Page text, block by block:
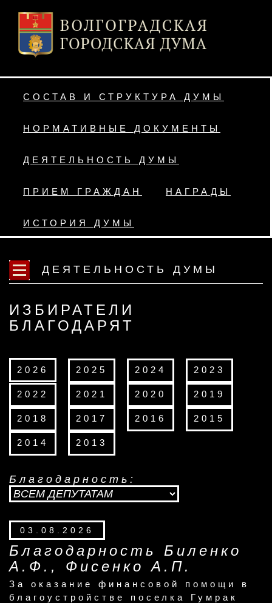
СОСТАВ И СТРУКТУРА ДУМЫ
НОРМАТИВНЫЕ ДОКУМЕНТЫ
ДЕЯТЕЛЬНОСТЬ ДУМЫ
ПРИЕМ ГРАЖДАН НАГРАДЫ
ИСТОРИЯ ДУМЫ
ДЕЯТЕЛЬНОСТЬ ДУМЫ
ИЗБИРАТЕЛИ
БЛАГОДАРЯТ
2026 2025 2024 2023
2022 2021 2020 2019
2018 2017 2016 2015
2014 2013
Благодарность:
03.08.2026
Благодарность Биленко
А.Ф., Фисенко А.П.
За оказание финансовой помощи в
благоустройстве поселка Гумрак